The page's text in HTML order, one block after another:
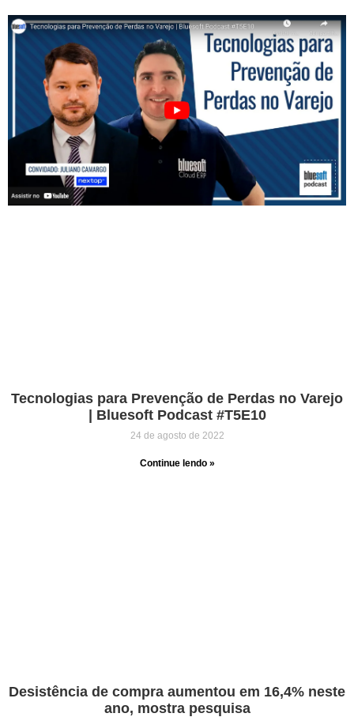
Tecnologias para Prevenção de Perdas no Varejo
| Bluesoft Podcast #T5E10
24 de agosto de 2022
Continue lendo »
Desistência de compra aumentou em 16,4% neste
ano, mostra pesquisa